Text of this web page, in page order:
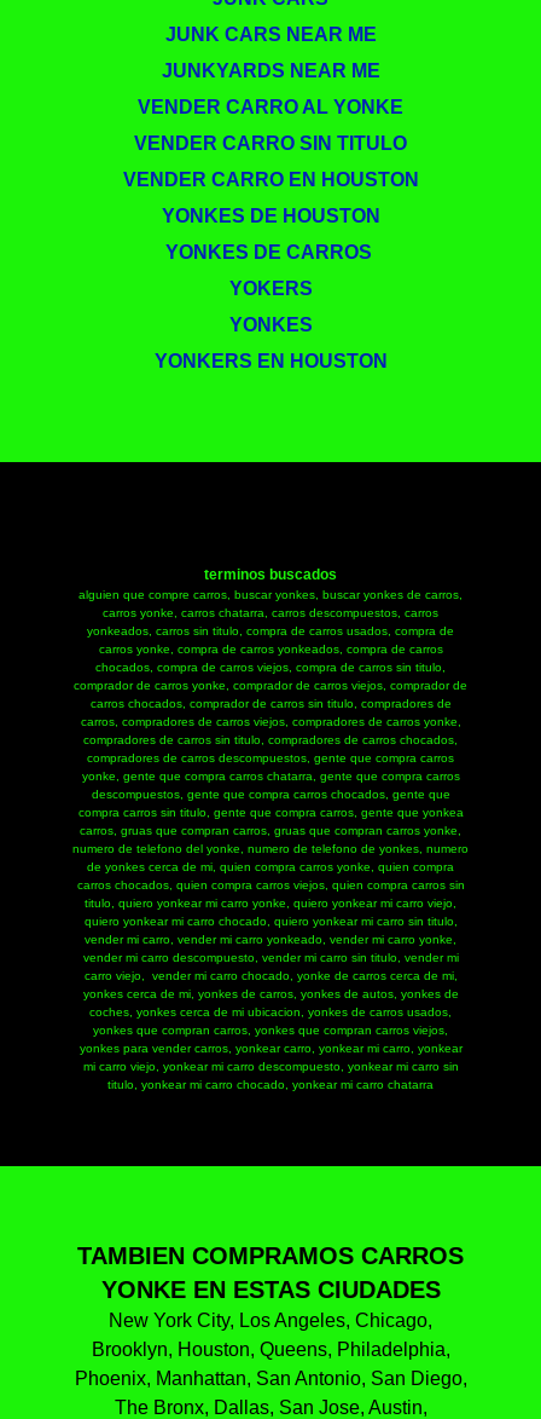
JUNK CARS NEAR ME
JUNKYARDS NEAR ME
VENDER CARRO AL YONKE
VENDER CARRO SIN TITULO
VENDER CARRO EN HOUSTON
YONKES DE HOUSTON
YONKES DE CARROS ​
YOKERS
YONKES
YONKERS EN HOUSTON
terminos buscados
alguien que compre carros, buscar yonkes, buscar yonkes de carros,
carros yonke, carros chatarra, carros descompuestos, carros
yonkeados, carros sin titulo, compra de carros usados, compra de
carros yonke, compra de carros yonkeados, compra de carros
chocados, compra de carros viejos, compra de carros sin titulo,
comprador de carros yonke, comprador de carros viejos, comprador de
carros chocados, comprador de carros sin titulo, compradores de
carros, compradores de carros viejos, compradores de carros yonke,
compradores de carros sin titulo, compradores de carros chocados,
compradores de carros descompuestos, gente que compra carros
yonke, gente que compra carros chatarra, gente que compra carros
descompuestos, gente que compra carros chocados, gente que
compra carros sin titulo, gente que compra carros, gente que yonkea
carros, gruas que compran carros, gruas que compran carros yonke,
numero de telefono del yonke, numero de telefono de yonkes, numero
de yonkes cerca de mi, quien compra carros yonke, quien compra
carros chocados, quien compra carros viejos, quien compra carros sin
titulo, quiero yonkear mi carro yonke, quiero yonkear mi carro viejo,
quiero yonkear mi carro chocado, quiero yonkear mi carro sin titulo,
vender mi carro, vender mi carro yonkeado, vender mi carro yonke,
vender mi carro descompuesto, vender mi carro sin titulo, vender mi
carro viejo, ​ vender mi carro chocado, yonke de carros cerca de mi,
yonkes cerca de mi, yonkes de carros, yonkes de autos, yonkes de
coches, yonkes cerca de mi ubicacion, yonkes de carros usados,
yonkes que compran carros, yonkes que compran carros viejos,
yonkes para vender carros, yonkear carro, yonkear mi carro, yonkear
mi carro viejo, yonkear mi carro descompuesto, yonkear mi carro sin
titulo, yonkear mi carro chocado, yonkear mi carro chatarra
TAMBIEN COMPRAMOS CARROS
YONKE EN ESTAS CIUDADES
New York City, Los Angeles, Chicago,
Brooklyn, Houston, Queens, Philadelphia,
Phoenix, Manhattan, San Antonio, San Diego,
The Bronx, Dallas, San Jose, Austin,